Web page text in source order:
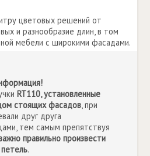
цветовых решений от
и разнообразие длин, в том
мебели с широкими фасадами.
RT110, установленные
стоящих фасадов, при
друг друга
тем самым препятствуя
правильно произвести
.